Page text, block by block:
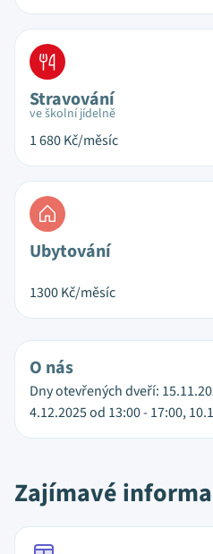
Stravování
ve školní jídelně
1 680Kč/měsíc
Ubytování
1300Kč/měsíc
O nás
Dny otevřených dveří:
4.12.2025 od 13:00 - 17:00,
Zajímavé